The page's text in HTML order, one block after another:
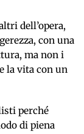
dell’opera,
con una
ma non i
la vita con un
perché
di piena